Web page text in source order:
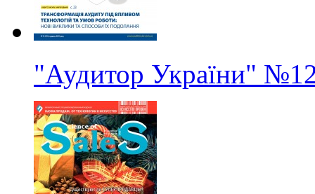
"Аудитор України"